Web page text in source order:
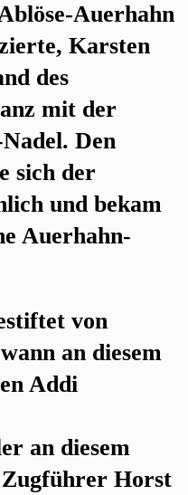
Auerhahn
Karsten
des
mit der
Den
sich der
und bekam
Auerhahn-
von
an diesem
Addi
an diesem
Zugführer Horst